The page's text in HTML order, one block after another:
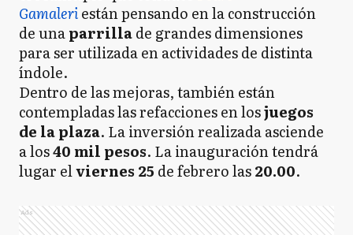
Gamaleriestán pensando en la construcción
de unaparrillade grandes dimensiones
para ser utilizada en actividades de distinta
índole.
Dentro de las mejoras, también están
contempladas las refacciones en losjuegos
de la plaza. La inversión realizada asciende
a los40 mil pesos. La inauguración tendrá
lugar elviernes 25 de febrero las20.00.
Ads